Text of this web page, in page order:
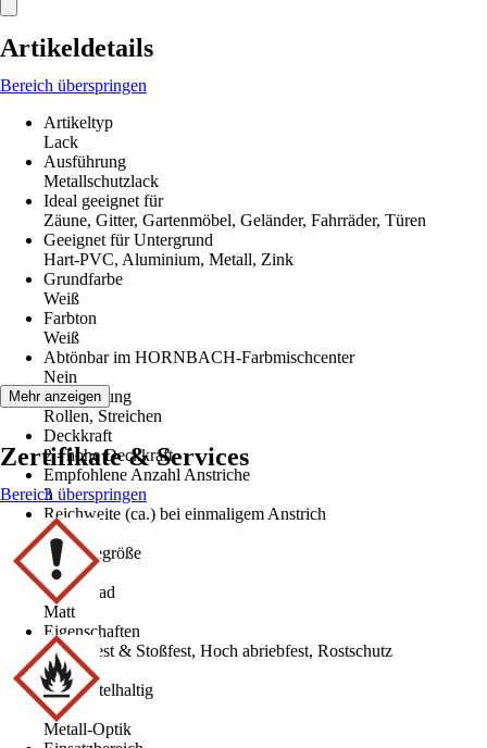
Artikeldetails
Bereich überspringen
Artikeltyp
Lack
Ausführung
Metallschutzlack
Ideal geeignet für
Zäune, Gitter, Gartenmöbel, Geländer, Fahrräder, Türen
Geeignet für Untergrund
Hart-PVC, Aluminium, Metall, Zink
Grundfarbe
Weiß
Farbton
Weiß
Abtönbar im HORNBACH-Farbmischcenter
Nein
Verarbeitung
Rollen, Streichen
Deckkraft
2 - hohe Deckkraft
Empfohlene Anzahl Anstriche
3
Reichweite (ca.) bei einmaligem Anstrich
10 m²/l
Gebindegröße
2,5 l
Glanzgrad
Matt
Eigenschaften
Schlagfest & Stoßfest, Hoch abriebfest, Rostschutz
Basis
Lösemittelhaltig
Optik
Metall-Optik
Mehr anzeigen
Zertifikate & Services
Bereich überspringen